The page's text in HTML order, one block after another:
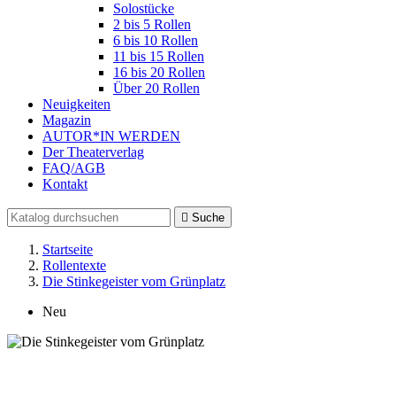
Solostücke
2 bis 5 Rollen
6 bis 10 Rollen
11 bis 15 Rollen
16 bis 20 Rollen
Über 20 Rollen
Neuigkeiten
Magazin
AUTOR*IN WERDEN
Der Theaterverlag
FAQ/AGB
Kontakt
 Suche
Startseite
Rollentexte
Die Stinkegeister vom Grünplatz
Neu